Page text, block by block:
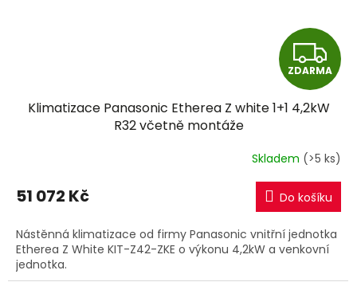
Z
D
A
R
M
A
ZDARMA
Klimatizace Panasonic Etherea Z white 1+1 4,2kW
R32 včetně montáže
Skladem (>5 ks)
51 072 Kč Do košíku
Nástěnná klimatizace od firmy Panasonic vnitřní jednotka
Etherea Z White KIT-Z42-ZKE o výkonu 4,2kW a venkovní
jednotka.